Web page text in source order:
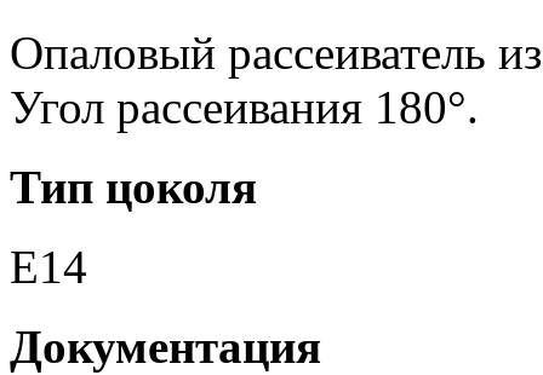
Опаловый рассеиватель
Угол рассеивания 180°.
Тип цоколя
E14
Документация